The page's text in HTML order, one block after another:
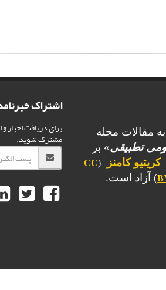
مقالات مجله
تطبیقی» بر
کریتیو کامنز (
CC
) آزاد است.
اشتراک
برای دریافت اخبار
مشترک شوید.